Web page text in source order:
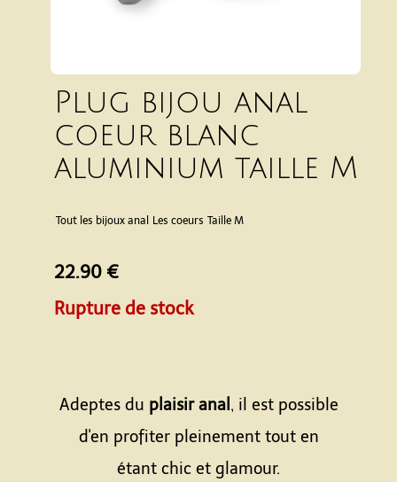
Plug bijou anal
coeur blanc
aluminium taille M
Tout les bijoux anal Les coeurs Taille M
22.90 €
Rupture de stock
Adeptes du plaisir anal , il est possible
d'en profiter pleinement tout en
étant chic et glamour.